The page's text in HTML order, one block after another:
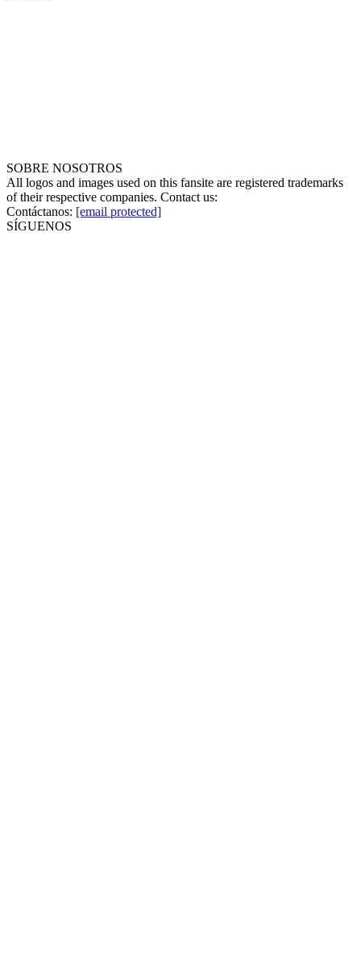
SOBRE NOSOTROS
All logos and images used on this fansite are registered trademarks
of their respective companies. Contact us:
Contáctanos: [email protected]
SÍGUENOS